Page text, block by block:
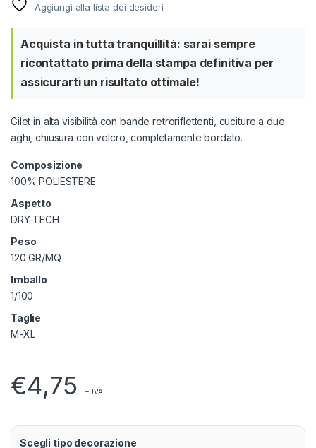
Aggiungi alla lista dei desideri
Acquista in tutta tranquillità: sarai sempre
ricontattato prima della stampa definitiva per
assicurarti un risultato ottimale!
Gilet in alta visibilità con bande retroriflettenti, cuciture a due
aghi, chiusura con velcro, completamente bordato.
Composizione
100% POLIESTERE
Aspetto
DRY-TECH
Peso
120 GR/MQ
Imballo
1/100
Taglie
M-XL
€4,75 + IVA
Scegli tipo decorazione